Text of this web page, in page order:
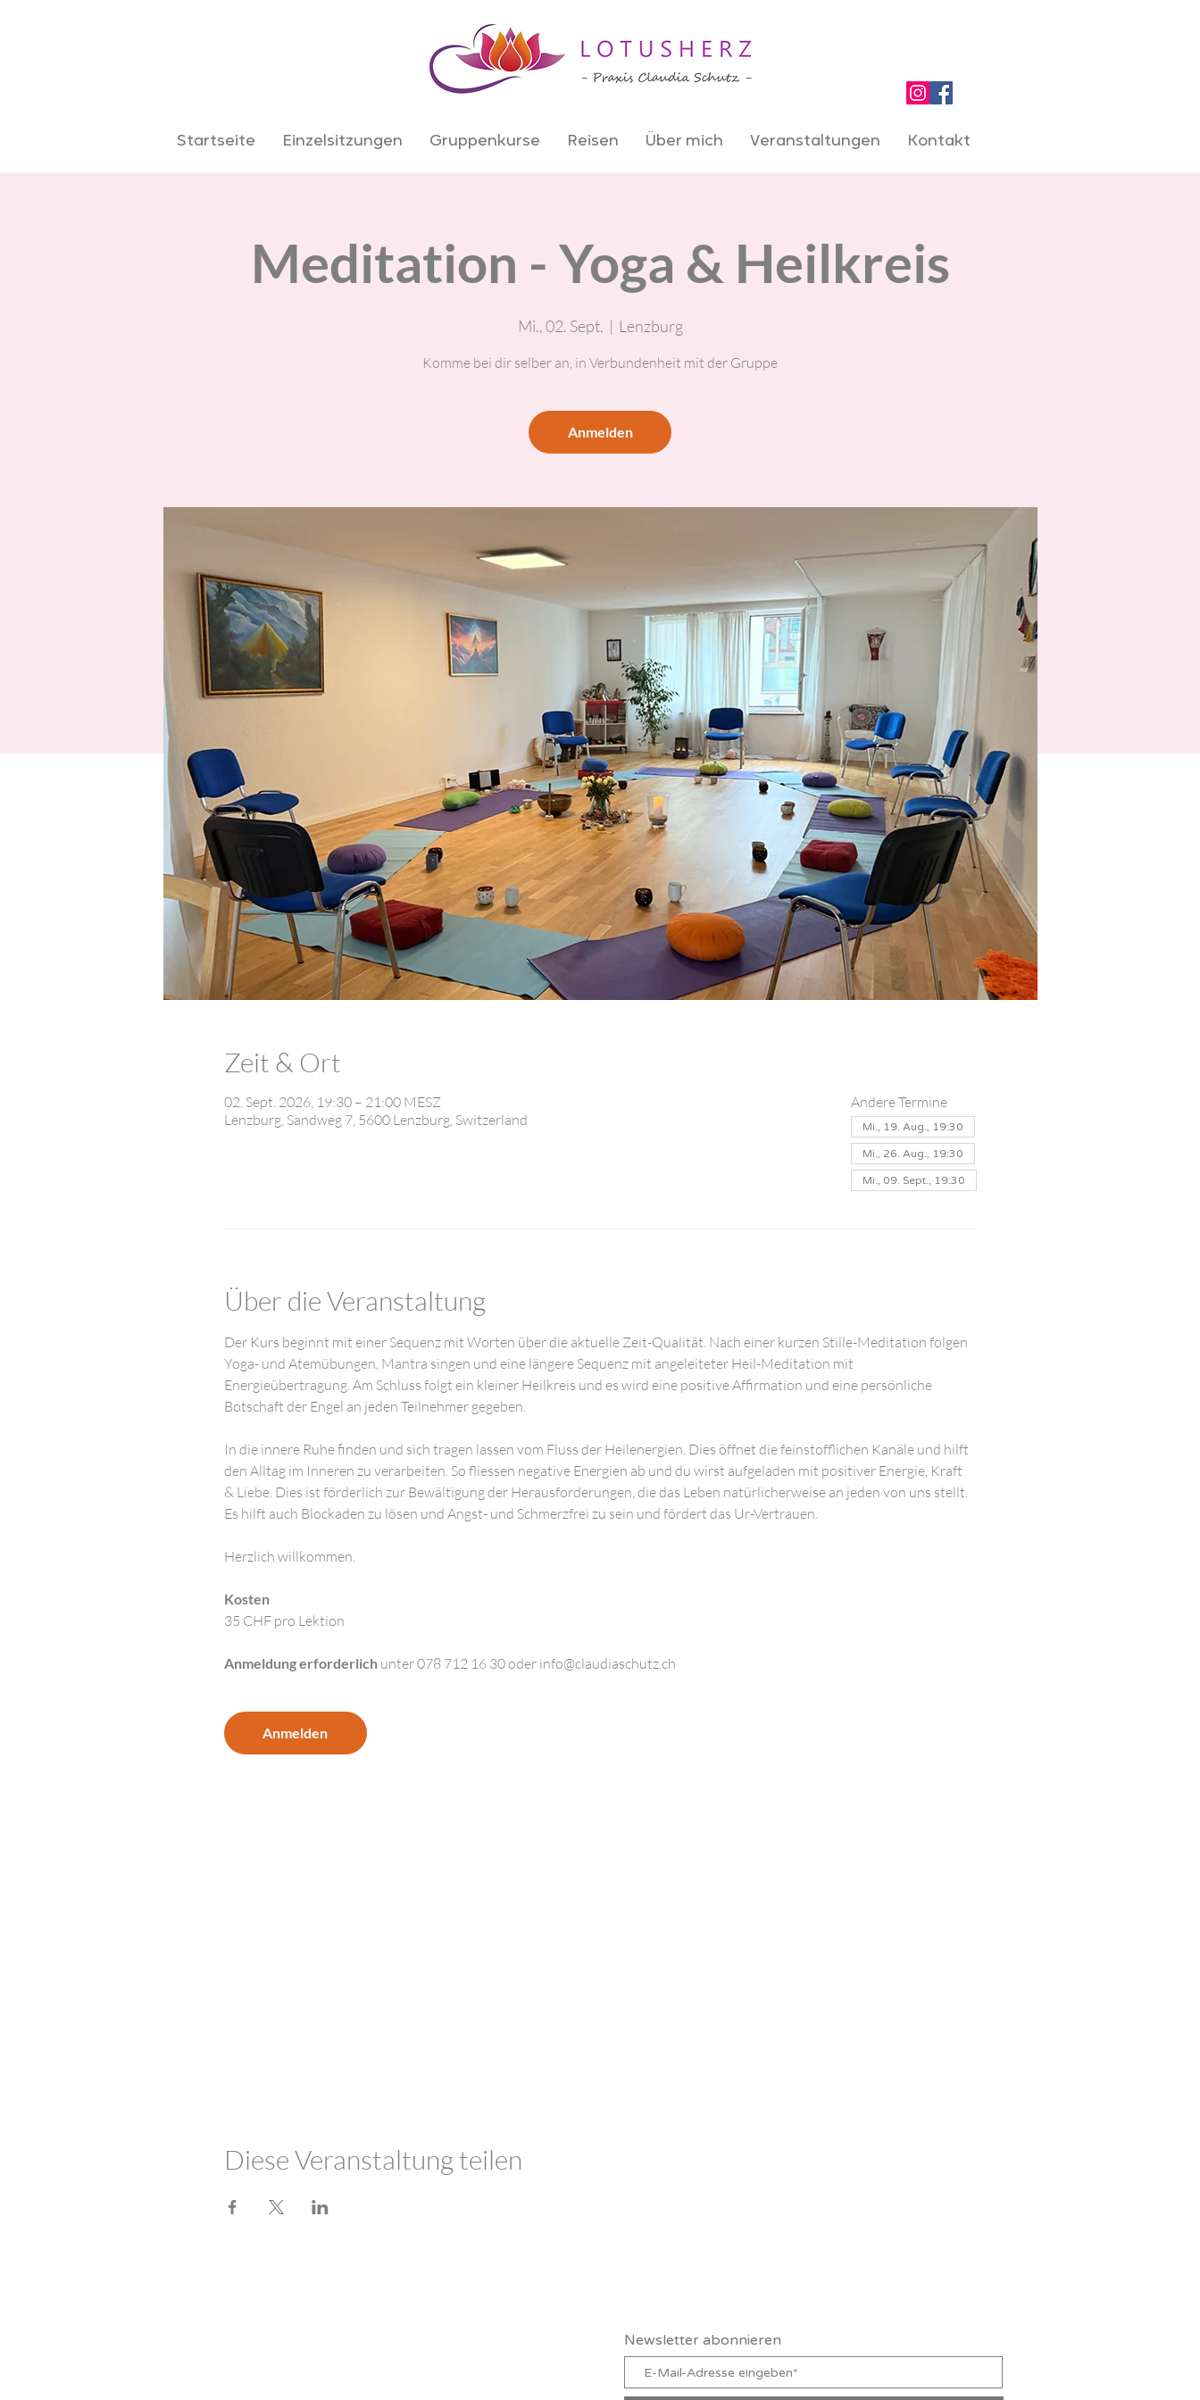
Startseite Einzelsitzungen Gruppenkurse Reisen Über mich Veranstaltungen Kontakt
Meditation - Yoga & Heilkreis
Mi., 02. Sept.
  |
Lenzburg
Komme bei dir selber an, in Verbundenheit mit der Gruppe
Anmelden
Zeit & Ort
02. Sept. 2026, 19:30 – 21:00 MESZ
Lenzburg, Sandweg 7, 5600 Lenzburg, Switzerland
Andere Termine
Mi., 19. Aug., 19:30
Mi., 26. Aug., 19:30
Mi., 09. Sept., 19:30
Über die Veranstaltung
Der Kurs beginnt mit einer Sequenz mit Worten über die aktuelle Zeit-Qualität. Nach einer kurzen Stille-Meditation folgen
Yoga- und Atemübungen, Mantra singen und eine längere Sequenz mit angeleiteter Heil-Meditation mit
Energieübertragung. Am Schluss folgt ein kleiner Heilkreis und es wird eine positive Affirmation und eine persönliche
Botschaft der Engel an jeden Teilnehmer gegeben.
In die innere Ruhe finden und sich tragen lassen vom Fluss der Heilenergien. Dies öffnet die feinstofflichen Kanäle und hilft
den Alltag im Inneren zu verarbeiten. So fliessen negative Energien ab und du wirst aufgeladen mit positiver Energie, Kraft
& Liebe. Dies ist förderlich zur Bewältigung der Herausforderungen, die das Leben natürlicherweise an jeden von uns stellt.
Es hilft auch Blockaden zu lösen und Angst- und Schmerzfrei zu sein und fördert das Ur-Vertrauen.
Herzlich willkommen.
Kosten
35 CHF pro Lektion
Anmeldung erforderlich unter 078 712 16 30 oder info@claudiaschutz.ch
Anmelden
Diese Veranstaltung teilen
Newsletter abonnieren